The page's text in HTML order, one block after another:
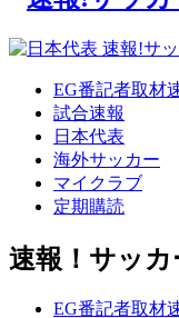
EG番記者取材
試合速報
日本代表
海外サッカー
マイクラブ
定期購読
速報！サッ
EG番記者取材